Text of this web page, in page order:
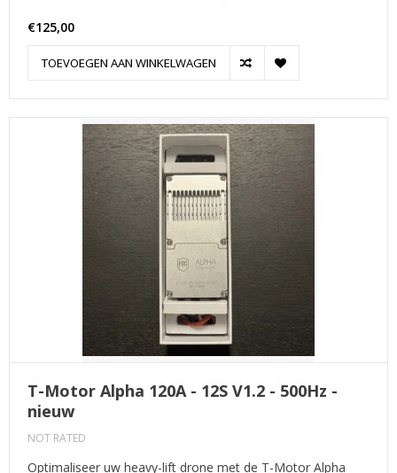
€125,00
TOEVOEGEN AAN WINKELWAGEN
T-Motor Alpha 120A - 12S V1.2 - 500Hz -
nieuw
NOT RATED
Optimaliseer uw heavy-lift drone met de T-Motor Alpha